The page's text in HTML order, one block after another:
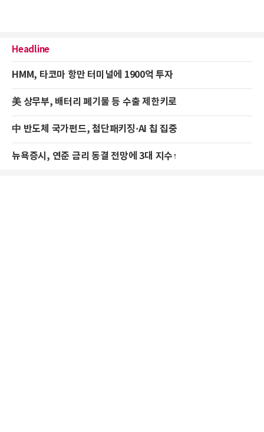
Headline
HMM, 타코마 항만 터미널에 1900억 투자
美 상무부, 배터리 폐기물 등 수출 제한키로
中 반도체 국가펀드, 첨단패키징·AI 칩 집중
뉴욕증시, 연준 금리 동결 전망에 3대 지수↑